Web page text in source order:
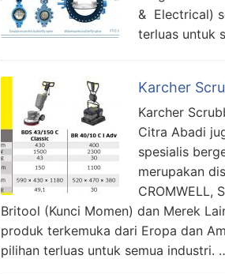
& Electrical)
terluas untuk
Karcher
Karcher
Citra Abadi
spesialis
merupakan
CROMWELL,
Britool (Kunci Momen) dan Merek
produk terkemuka dari Eropa dan
pilihan terluas untuk semua industri.